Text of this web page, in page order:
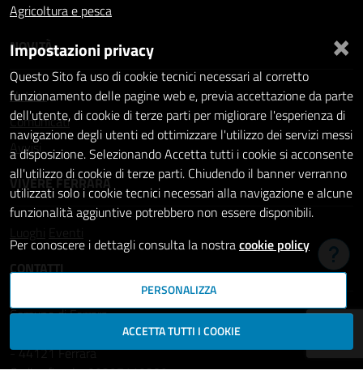
Agricoltura e pesca
NOVITÀ
Notizie
Comunicati
Avvisi
VIVERE FERRARA
Luoghi
Eventi
CONTATTI
Comune di Ferrara
Piazza del Municipio, 2
- 44121 Ferrara
Codice fiscale: 00297110389
×
Impostazioni privacy
Questo Sito fa uso di cookie tecnici necessari al corretto
funzionamento delle pagine web e, previa accettazione da parte
dell'utente, di cookie di terze parti per migliorare l'esperienza di
navigazione degli utenti ed ottimizzare l'utilizzo dei servizi messi
a disposizione. Selezionando Accetta tutti i cookie si acconsente
all'utilizzo di cookie di terze parti. Chiudendo il banner verranno
utilizzati solo i cookie tecnici necessari alla navigazione e alcune
funzionalità aggiuntive potrebbero non essere disponibili.
Per conoscere i dettagli consulta la nostracookie policy
PERSONALIZZA
ACCETTA TUTTI I COOKIE
Hai